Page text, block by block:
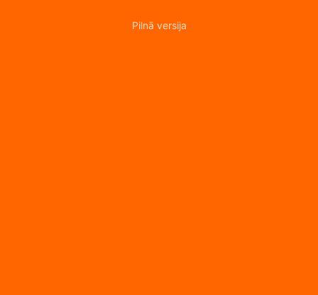
Pilnā versija